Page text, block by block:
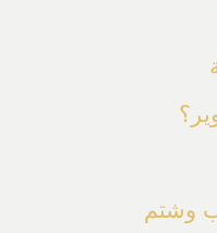
وشتم